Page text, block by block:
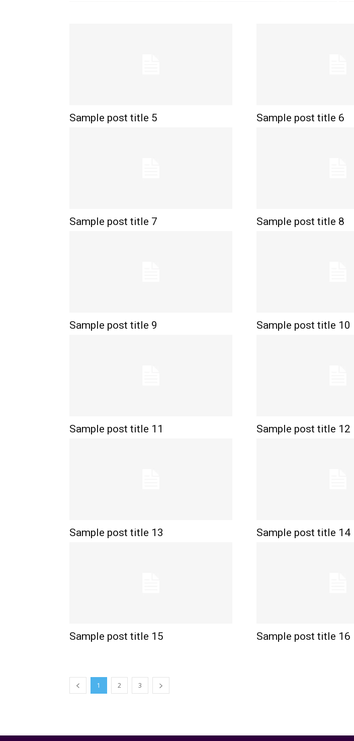
Sample post title 5 Sample post title 6
Sample post title 7 Sample post title 8
Sample post title 9 Sample post title 10
Sample post title 11 Sample post title 12
Sample post title 13 Sample post title 14
Sample post title 15 Sample post title 16
1 2 3